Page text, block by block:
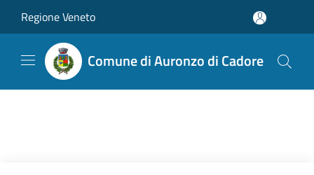
Regione Veneto
Comune di Auronzo di Cadore